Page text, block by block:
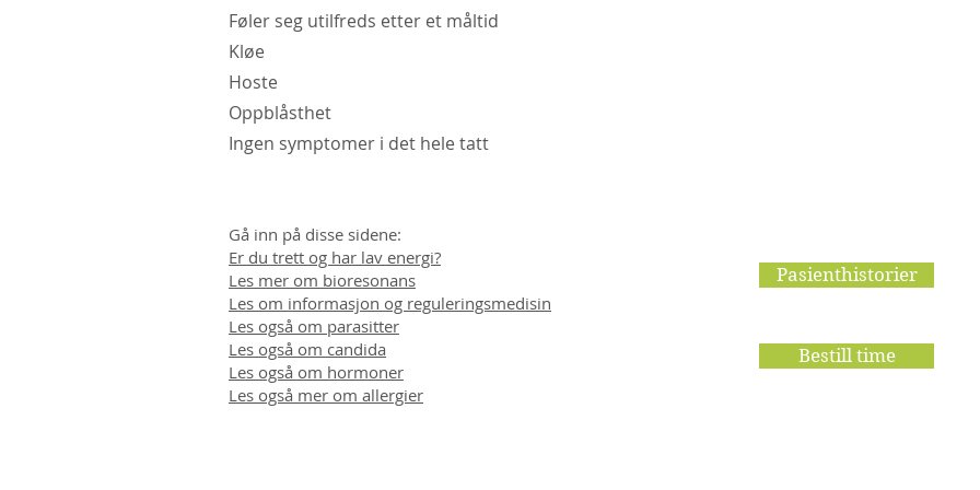
Føler seg utilfreds etter et måltid
Kløe
Hoste
Oppblåsthet
Ingen symptomer i det hele tatt
Gå inn på disse sidene:
Er du trett og har lav energi?
Les mer om bioresonans
Les om informasjon og reguleringsmedisin
Les også om parasitter
Les også om candida
Les også om hormoner
Les også mer om allergier
Pasienthistorier
Bestill time